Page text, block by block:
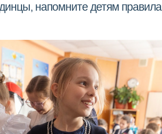
напомните детям правила